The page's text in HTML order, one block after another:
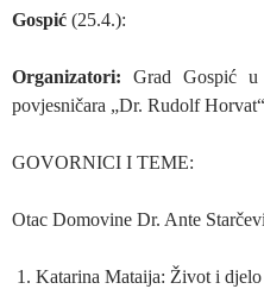
Gospić (25.4.):
Organizatori: Grad Gospić u
povjesničara „Dr. Rudolf Horvat“
GOVORNICI I TEME:
Otac Domovine Dr. Ante
Katarina Mataija: Život i